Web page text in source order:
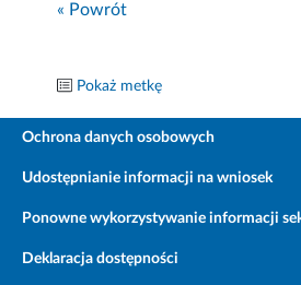
« Powrót
Pokaż metkę
Ochrona danych osobowych
Udostępnianie informacji na wniosek
Ponowne wykorzystywanie informacji
Deklaracja dostępności